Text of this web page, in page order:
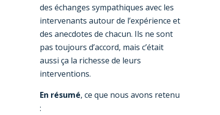
des échanges sympathiques avec les
intervenants autour de l’expérience et
des anecdotes de chacun. Ils ne sont
pas toujours d’accord, mais c’était
aussi ça la richesse de leurs
interventions.
En résumé, ce que nous avons retenu
: